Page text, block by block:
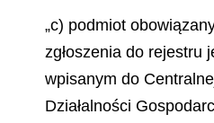
„c) podmiot
zgłoszenia do rejestru
wpisanym do
Działalności